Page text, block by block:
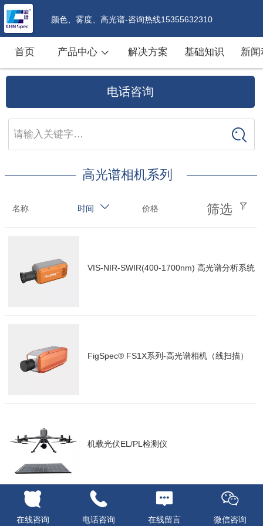
颜色、雾度、高光谱-咨询热线15355632310
首页 产品中心 解决方案 基础知识 新
电话咨询
请输入关键字…
高光谱相机系列
名称 时间 价格 筛选
VIS-NIR-SWIR(400-1700nm) 高光谱分析系统
FigSpec® FS1X系列-高光谱相机（线扫描）
机载光伏EL/PL检测仪
在线咨询 电话咨询 在线留言 微信咨询